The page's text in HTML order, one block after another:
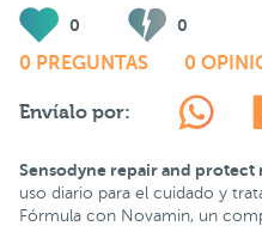
0 0
0 PREGUNTAS 0
Envíalo por:
Sensodyne repair and protect
uso diario para el cuidado y
Fórmula con Novamin, un